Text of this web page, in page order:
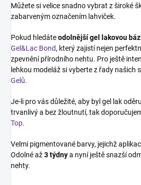
Můžete si velice snadno vybrat z široké
zabarveným označením lahviček.
Pokud hledáteodolnější gel lakovou
Gel&Lac Bond, který zajistí nejen
zpevnění přírodního nehtu. Pro ještě
lehkou modeláž si vyberte z řady našich
Gelů.
Je-li pro vás důležité, aby byl gel lak
trvanlivý a bez žloutnutí, tak
Top.
Velmi pigmentované barvy, jejichž
Odolné až3 týdnya nyní ještě snazší
nehty.